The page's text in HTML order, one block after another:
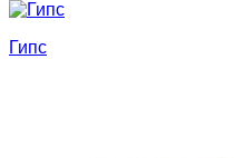
Гипс